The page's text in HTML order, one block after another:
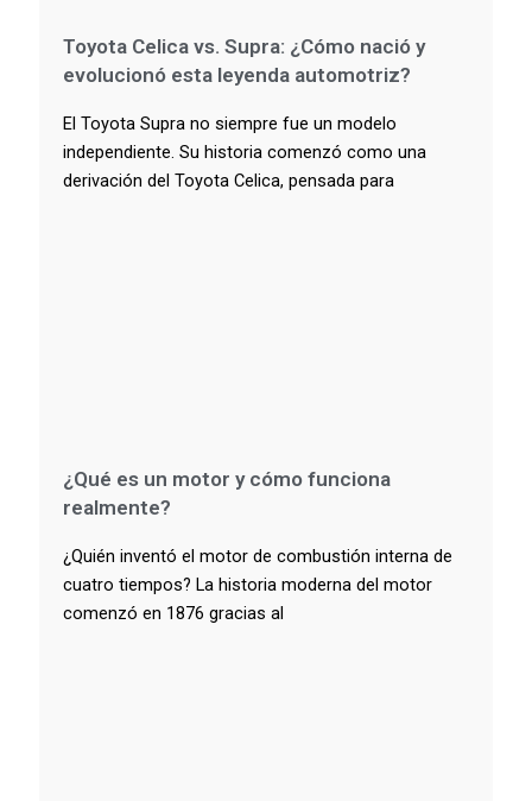
Toyota Celica vs. Supra: ¿Cómo nació y
evolucionó esta leyenda automotriz?
El Toyota Supra no siempre fue un modelo
independiente. Su historia comenzó como una
derivación del Toyota Celica, pensada para
¿Qué es un motor y cómo funciona
realmente?
¿Quién inventó el motor de combustión interna de
cuatro tiempos? La historia moderna del motor
comenzó en 1876 gracias al